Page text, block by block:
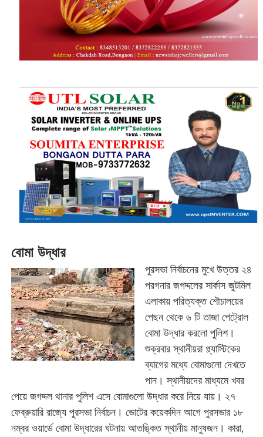
বোমা উদ্ধার
পুরসভা নির্বাচনের মুখে উত্তর ২৪
পরগনার জগদ্দলের সার্কাস জুটমিল
এলাকায় পরিত্যক্ত শৌচালয়ের
পেছন থেকে ৬ টি তাজা পেট্রোল
বোমা উদ্ধার করলো পুলিশ।
শুক্রবার স্থানীয়রা প্ল্যাস্টিকের
ব্যাগের মধ্যে বোমাগুলো দেখতে
পান। স্থানীয়দের মাধ্যমে খবর
পেয়ে জগদ্দল থানার পুলিশ এসে বোমাগুলো উদ্ধার করে নিয়ে যায়। ২৭
ফেব্রুয়ারি রাজ্যে পুরসভা নির্বাচন। ভোটের কয়েকদিন আগে পুরসভার ১৮
নম্বর ওয়ার্ডে বোমা উদ্ধারের ঘটনায় আতঙ্কিত স্থানীয় মানুষজন। কারা,